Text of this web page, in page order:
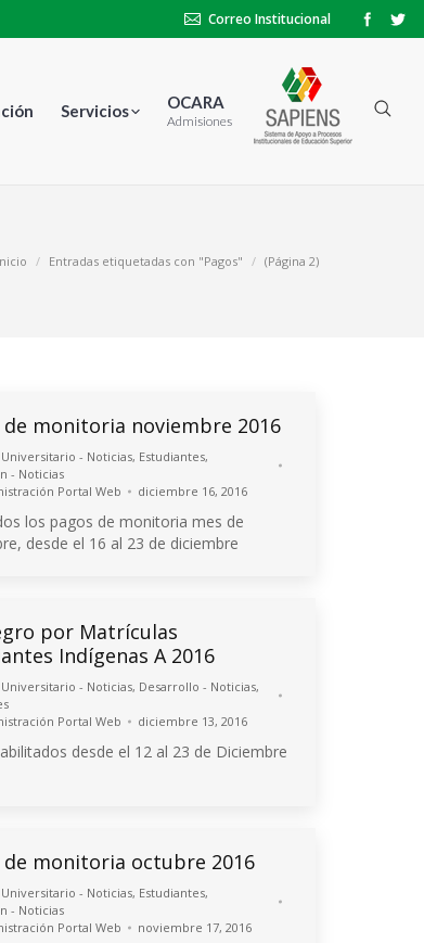
Correo Institucional
Servicios OCARA
Admisiones
Entradas etiquetadas con "Pagos" (Página 2)
de monitoria noviembre 2016
- Noticias, Estudiantes,
- Noticias
Portal Web diciembre 16, 2016
los pagos de monitoria mes de
desde el 16 al 23 de diciembre
por Matrículas
Indígenas A 2016
- Noticias, Desarrollo - Noticias,
Portal Web diciembre 13, 2016
desde el 12 al 23 de Diciembre
de monitoria octubre 2016
- Noticias, Estudiantes,
- Noticias
Portal Web noviembre 17, 2016